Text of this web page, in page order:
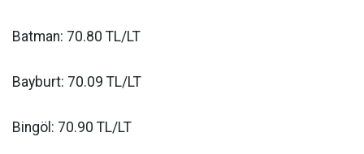
Batman: 70.80 TL/LT
Bayburt: 70.09 TL/LT
Bingöl: 70.90 TL/LT